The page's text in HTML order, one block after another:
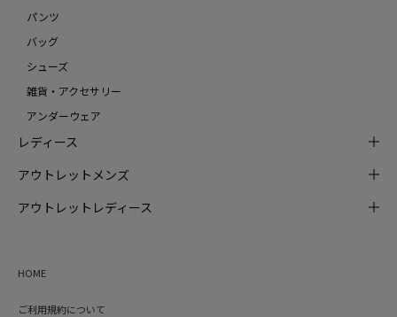
パンツ
バッグ
シューズ
雑貨・アクセサリー
アンダーウェア
レディース
アウトレットメンズ
アウトレットレディース
HOME
ご利用規約について